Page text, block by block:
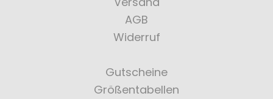
AGB
Widerruf
Gutscheine
Größentabellen